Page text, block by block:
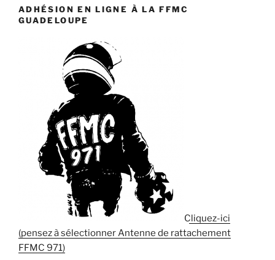
ADHÉSION EN LIGNE À LA FFMC
GUADELOUPE
Cliquez-ici
(pensez à sélectionner Antenne de rattachement
FFMC 971)